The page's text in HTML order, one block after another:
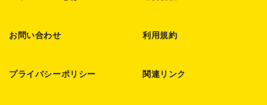
お問い合わせ 利用規約
プライバシーポリシー 関連リンク